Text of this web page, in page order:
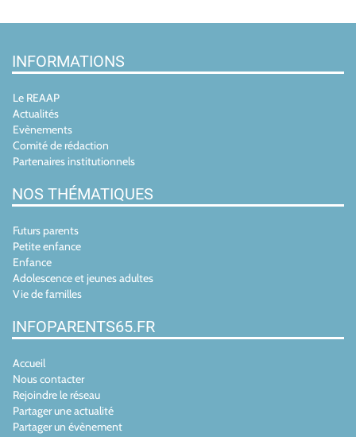
INFORMATIONS
Le REAAP
Actualités
Evènements
Comité de rédaction
Partenaires institutionnels
NOS THÉMATIQUES
Futurs parents
Petite enfance
Enfance
Adolescence et jeunes adultes
Vie de familles
INFOPARENTS65.FR
Accueil
Nous contacter
Rejoindre le réseau
Partager une actualité
Partager un évènement